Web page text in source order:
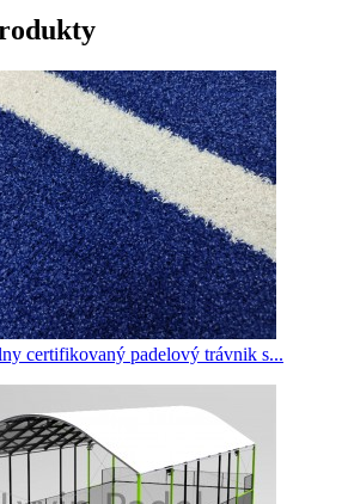
certifikovaný padelový trávnik s...